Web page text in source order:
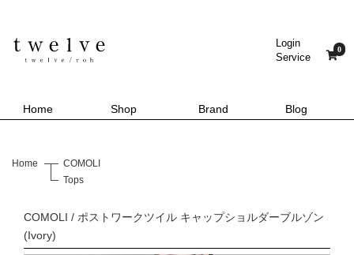
Login
Service
0
Home Shop Brand Blog
Home
COMOLI
Tops
COMOLI / ポストワークツイル キャップショルダーブルゾン
(Ivory)